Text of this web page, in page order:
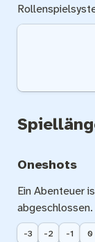
Oneshots
Ein Abenteuer
abgeschlossen.
-3 -2 -1 0